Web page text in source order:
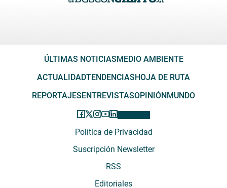
ÚLTIMAS NOTICIAS MEDIO AMBIENTE
ACTUALIDADTENDENCIAS HOJA DE RUTA
REPORTAJES ENTREVISTASOPINIÓN MUNDO
Política de Privacidad
Suscripción Newsletter
RSS
Editoriales